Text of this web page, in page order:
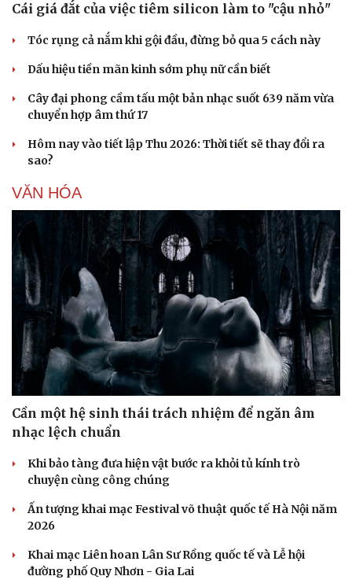
Dinh dưỡng - món ngon
Cây thuốc
Nhà đẹp
Blog
Cái giá đắt của việc tiêm silicon làm to "cậu nhỏ"
Tóc rụng cả nắm khi gội đầu, đừng bỏ qua 5 cách này
Dấu hiệu tiền mãn kinh sớm phụ nữ cần biết
Cây đại phong cầm tấu một bản nhạc suốt 639 năm vừa
chuyển hợp âm thứ 17
Hôm nay vào tiết lập Thu 2026: Thời tiết sẽ thay đổi ra
sao?
VĂN HÓA
Cần một hệ sinh thái trách nhiệm để ngăn âm
nhạc lệch chuẩn
Khi bảo tàng đưa hiện vật bước ra khỏi tủ kính trò
chuyện cùng công chúng
Ấn tượng khai mạc Festival võ thuật quốc tế Hà Nội năm
2026
Khai mạc Liên hoan Lân Sư Rồng quốc tế và Lễ hội
đường phố Quy Nhơn - Gia Lai